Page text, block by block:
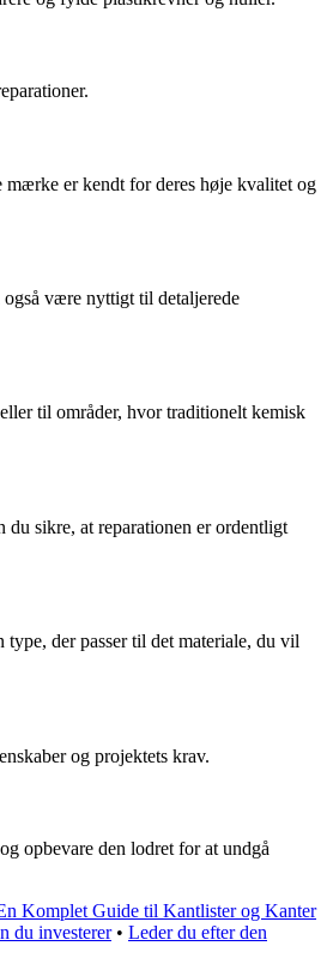
mærke er kendt for deres høje kvalitet og
være nyttigt til detaljerede
til områder, hvor traditionelt kemisk
sikre, at reparationen er ordentligt
der passer til det materiale, du vil
og projektets krav.
opbevare den lodret for at undgå
Komplet Guide til Kantlister og Kanter
du investerer• Leder du efter den